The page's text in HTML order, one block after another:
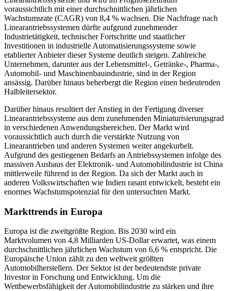
voraussichtlich mit einer durchschnittlichen jährlichen
Wachstumsrate (CAGR) von 8,4 % wachsen. Die Nachfrage nach
Linearantriebssystemen dürfte aufgrund zunehmender
Industrietätigkeit, technischer Fortschritte und staatlicher
Investitionen in industrielle Automatisierungssysteme sowie
etablierter Anbieter dieser Systeme deutlich steigen. Zahlreiche
Unternehmen, darunter aus der Lebensmittel-, Getränke-, Pharma-,
Automobil- und Maschinenbauindustrie, sind in der Region
ansässig. Darüber hinaus beherbergt die Region einen bedeutenden
Halbleitersektor.
Darüber hinaus resultiert der Anstieg in der Fertigung diverser
Linearantriebssysteme aus dem zunehmenden Miniaturisierungsgrad
in verschiedenen Anwendungsbereichen. Der Markt wird
voraussichtlich auch durch die verstärkte Nutzung von
Linearantrieben und anderen Systemen weiter angekurbelt.
Aufgrund des gestiegenen Bedarfs an Antriebssystemen infolge des
massiven Ausbaus der Elektronik- und Automobilindustrie ist China
mittlerweile führend in der Region. Da sich der Markt auch in
anderen Volkswirtschaften wie Indien rasant entwickelt, besteht ein
enormes Wachstumspotenzial für den untersuchten Markt.
Markttrends in Europa
Europa ist die zweitgrößte Region. Bis 2030 wird ein
Marktvolumen von 4,8 Milliarden US-Dollar erwartet, was einem
durchschnittlichen jährlichen Wachstum von 6,6 % entspricht. Die
Europäische Union zählt zu den weltweit größten
Automobilherstellern. Der Sektor ist der bedeutendste private
Investor in Forschung und Entwicklung. Um die
Wettbewerbsfähigkeit der Automobilindustrie zu stärken und ihre